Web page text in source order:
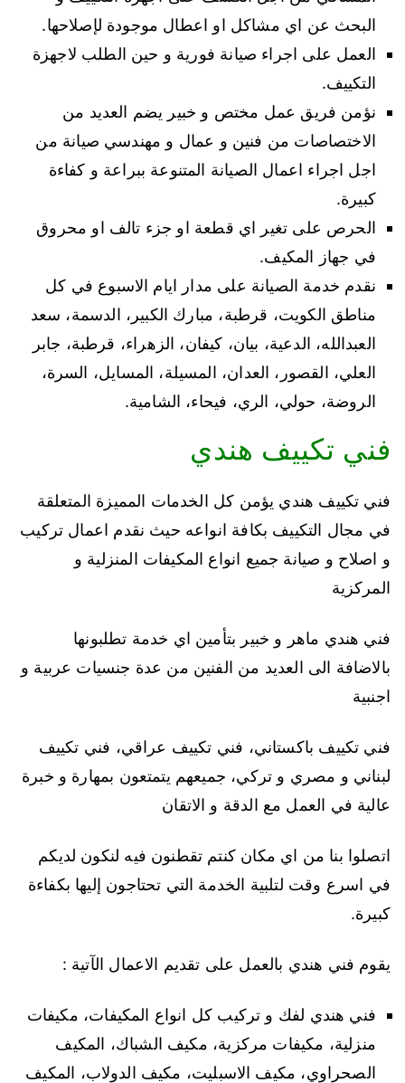
البحث عن اي مشاكل او اعطال موجودة لإصلاحها.
العمل على اجراء صيانة فورية و حين الطلب لاجهزة
التكييف.
نؤمن فريق عمل مختص و خبير يضم العديد من
الاختصاصات من فنين و عمال و مهندسي صيانة من
اجل اجراء اعمال الصيانة المتنوعة ببراعة و كفاءة
كبيرة.
الحرص على تغير اي قطعة او جزء تالف او محروق
في جهاز المكيف.
نقدم خدمة الصيانة على مدار ايام الاسبوع في كل
مناطق الكويت، قرطبة، مبارك الكبير، الدسمة، سعد
العبدالله، الدعية، بيان، كيفان، الزهراء، قرطبة، جابر
العلي، القصور، العدان، المسيلة، المسايل، السرة،
الروضة، حولي، الري، فيحاء، الشامية.
فني تكييف هندي
فني تكييف هندي يؤمن كل الخدمات المميزة المتعلقة
في مجال التكييف بكافة انواعه حيث نقدم اعمال تركيب
و اصلاح و صيانة جميع انواع المكيفات المنزلية و
المركزية
فني هندي ماهر و خبير بتأمين اي خدمة تطلبونها
بالاضافة الى العديد من الفنين من عدة جنسيات عربية و
اجنبية
فني تكييف باكستاني، فني تكييف عراقي، فني تكييف
لبناني و مصري و تركي، جميعهم يتمتعون بمهارة و خبرة
عالية في العمل مع الدقة و الاتقان
اتصلوا بنا من اي مكان كنتم تقطنون فيه لنكون لديكم
في اسرع وقت لتلبية الخدمة التي تحتاجون إليها بكفاءة
كبيرة.
يقوم فني هندي بالعمل على تقديم الاعمال الآتية :
فني هندي لفك و تركيب كل انواع المكيفات، مكيفات
منزلية، مكيفات مركزية، مكيف الشباك، المكيف
الصحراوي، مكيف الاسبليت، مكيف الدولاب، المكيف